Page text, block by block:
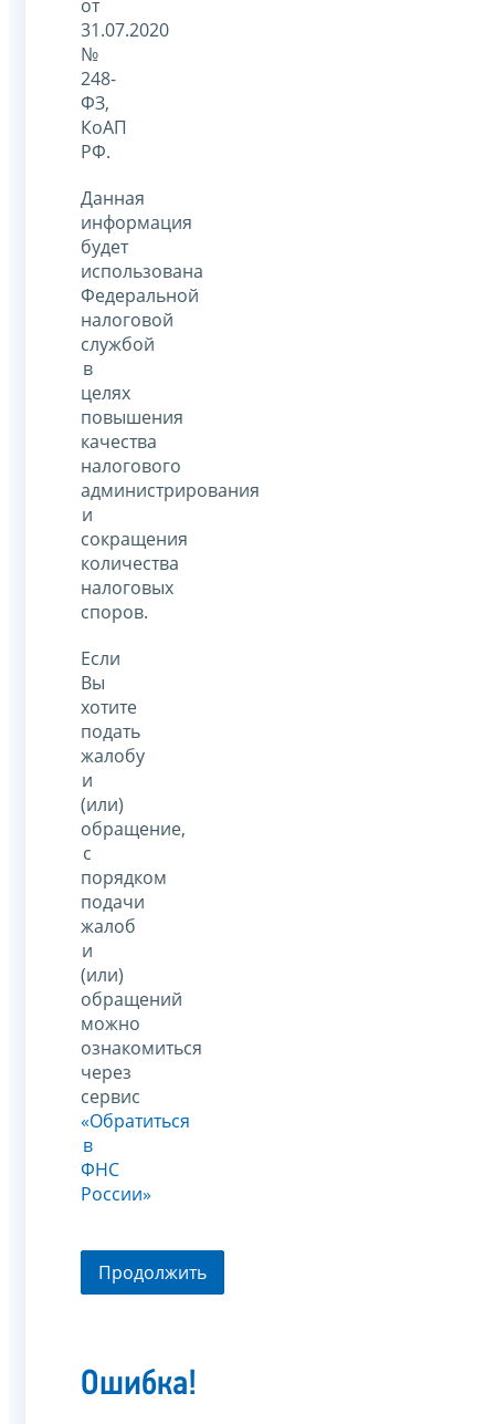
от
31.07.2020
№
248-
ФЗ,
КоАП
РФ.
Данная
информация
будет
использована
Федеральной
налоговой
службой
в
целях
повышения
качества
налогового
администрирования
и
сокращения
количества
налоговых
споров.
Если
Вы
хотите
подать
жалобу
и
(или)
обращение,
с
порядком
подачи
жалоб
и
(или)
обращений
можно
ознакомиться
через
сервис
«Обратиться
в
ФНС
России»
Продолжить
Ошибка!